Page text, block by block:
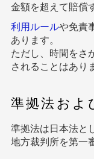
金額を超えて賠償
利用ルールや免責
あります。
ただし、時間をさ
されることはあり
準拠法およ
準拠法は日本法と
地方裁判所を第一